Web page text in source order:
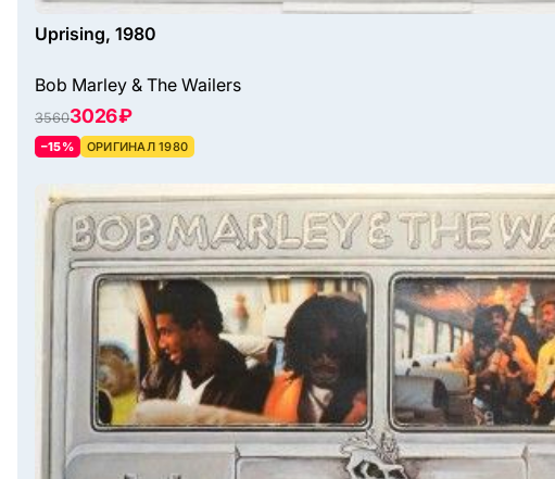
Uprising, 1980
Bob Marley & The Wailers
35603026 ₽
–15% ОРИГИНАЛ 1980